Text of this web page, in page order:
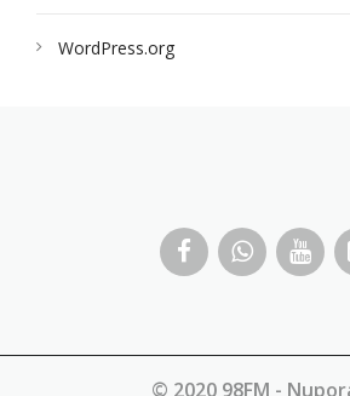
WordPress.org
© 2020 98FM -